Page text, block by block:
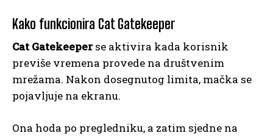
Kako funkcionira Cat Gatekeeper
Cat Gatekeeperse aktivira kada korisnik
previše vremena provede na društvenim
mrežama. Nakon dosegnutog limita, mačka se
pojavljuje na ekranu.
Ona hoda po pregledniku, a zatim sjedne na